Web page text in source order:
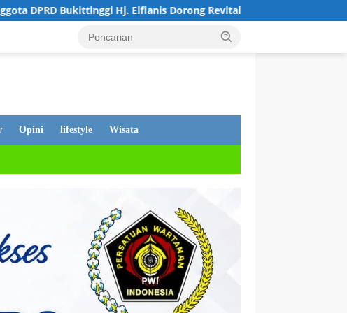
Dorong Revitalisasi Sekolah dan Perjuangkan Pembebasan
Opini lifestyle Wisata